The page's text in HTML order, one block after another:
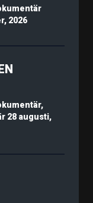
2026
28 augusti,